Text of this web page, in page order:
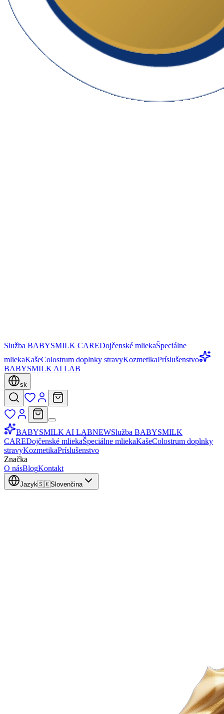
Služba BABYSMILK CAREDojčenské mliekaŠpeciálne
mliekaKašeColostrum doplnky stravyKozmetikaPríslušenstvo
BABYSMILK AI LAB
sk
BABYSMILK AI LABNEWSlužba BABYSMILK
CAREDojčenské mliekaŠpeciálne mliekaKašeColostrum doplnky
stravyKozmetikaPríslušenstvo
Značka
O násBlogKontakt
Jazyk🇸🇰Slovenčina